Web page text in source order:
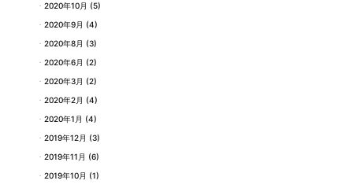
2020年10月 (5)
2020年9月 (4)
2020年8月 (3)
2020年6月 (2)
2020年3月 (2)
2020年2月 (4)
2020年1月 (4)
2019年12月 (3)
2019年11月 (6)
2019年10月 (1)